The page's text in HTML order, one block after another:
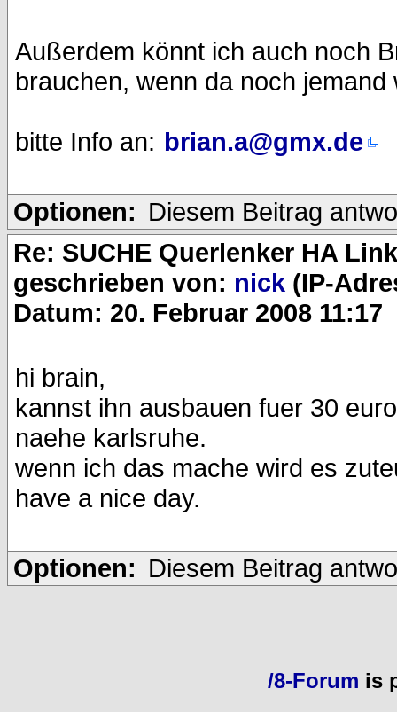
Außerdem könnt ich auch noch
brauchen, wenn da noch
bitte Info an: brian.a@gmx.de
Optionen: Diesem Beitrag
Re: SUCHE Querlenker HA
geschrieben von: nick (IP-
Datum: 20. Februar 2008 11:17
hi brain,
kannst ihn ausbauen fuer 30
naehe karlsruhe.
wenn ich das mache wird es
have a nice day.
Optionen: Diesem Beitrag
/8-Forum is